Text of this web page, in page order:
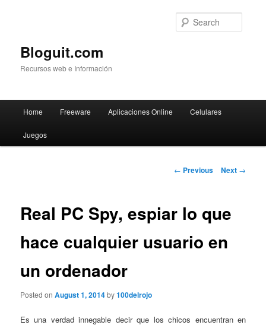
Bloguit.com
Recursos web e Información
Skip
to
Home Freeware Aplicaciones Online Celulares
Juegos
Post
← Previous Next →
Real PC Spy, espiar lo que
hace cualquier usuario en
un ordenador
Posted onAugust 1, 2014by100delrojo
Es una verdad innegable decir que los chicos encuentran en